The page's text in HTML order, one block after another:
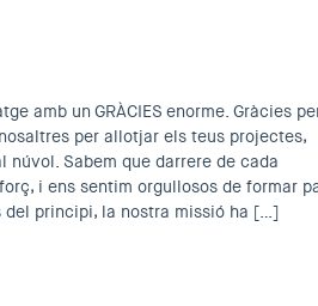
amb un GRÀCIES enorme. Gràcies
per allotjar els teus projectes,
núvol. Sabem que darrere de cada
i ens sentim orgullosos de formar
del principi, la nostra missió ha […]